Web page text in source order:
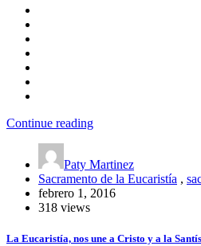
Continue reading
Paty Martinez
Sacramento de la Eucaristía ,
febrero 1, 2016
318 views
La Eucaristía, nos une a Cristo y a la